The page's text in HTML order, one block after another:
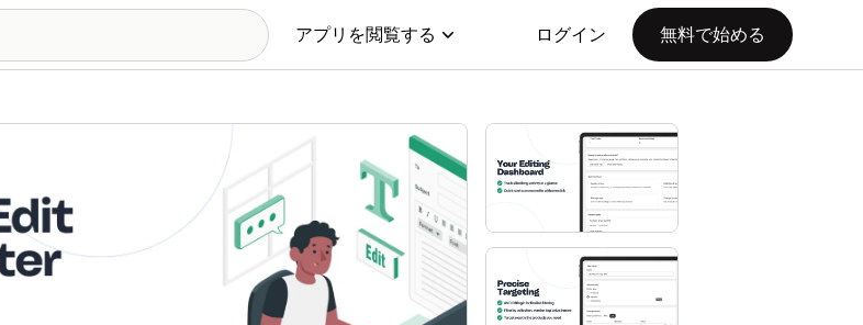
アプリを閲覧する ログイン 無料で始める